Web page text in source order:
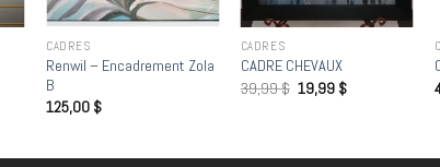
CADRES
Renwil – Encadrement Zola
B
125,00 $
CADRES
CADRE CHEVAUX
39,99$ 19,99 $